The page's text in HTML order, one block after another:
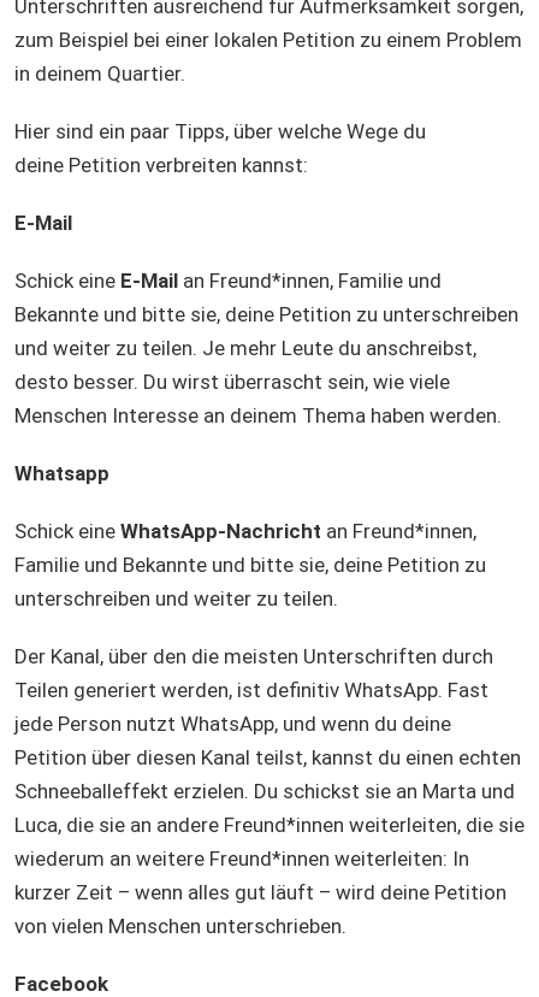
Unterschriften ausreichend für Aufmerksamkeit sorgen,
zum Beispiel bei einer lokalen Petition zu einem Problem
in deinem Quartier.
Hier sind ein paar Tipps, über welche Wege du
deine Petition verbreiten kannst:
E-Mail
Schick eine E-Mail an Freund*innen, Familie und
Bekannte und bitte sie, deine Petition zu unterschreiben
und weiter zu teilen. Je mehr Leute du anschreibst,
desto besser. Du wirst überrascht sein, wie viele
Menschen Interesse an deinem Thema haben werden.
Whatsapp
Schick eine WhatsApp-Nachricht an Freund*innen,
Familie und Bekannte und bitte sie, deine Petition zu
unterschreiben und weiter zu teilen.
Der Kanal, über den die meisten Unterschriften durch
Teilen generiert werden, ist definitiv WhatsApp. Fast
jede Person nutzt WhatsApp, und wenn du deine
Petition über diesen Kanal teilst, kannst du einen echten
Schneeballeffekt erzielen. Du schickst sie an Marta und
Luca, die sie an andere Freund*innen weiterleiten, die sie
wiederum an weitere Freund*innen weiterleiten: In
kurzer Zeit – wenn alles gut läuft – wird deine Petition
von vielen Menschen unterschrieben.
Facebook